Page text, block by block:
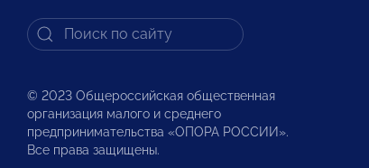
© 2023 Общероссийская общественная
организация малого и среднего
предпринимательства «ОПОРА РОССИИ».
Все права защищены.